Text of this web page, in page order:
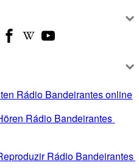
Rádio Bandeirantes online
Rádio Bandeirantes
Rádio Bandeirantes